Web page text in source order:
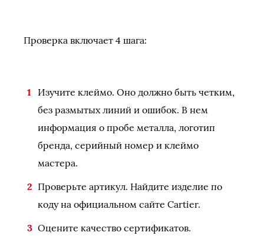
Проверка включает 4 шага:
Изучите клеймо. Оно должно быть четким,
без размытых линий и ошибок. В нем
информация о пробе металла, логотип
бренда, серийный номер и клеймо
мастера.
Проверьте артикул. Найдите изделие по
коду на официальном сайте Cartier.
Оцените качество сертификатов.